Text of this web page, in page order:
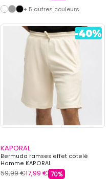
+ 5 autres couleurs
KAPORAL
Bermuda ramses effet cotelé
Homme KAPORAL
59,99 €17,99 € 70%